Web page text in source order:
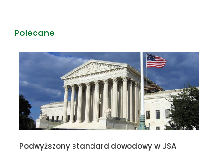
Polecane
Podwyższony standard dowodowy w USA